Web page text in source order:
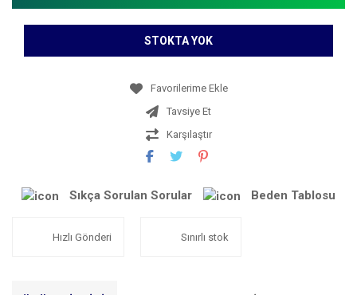
STOKTA YOK
Tavsiye Et
Karşılaştır
Sıkça Sorulan Sorular Beden Tablosu
Hızlı Gönderi Sınırlı stok